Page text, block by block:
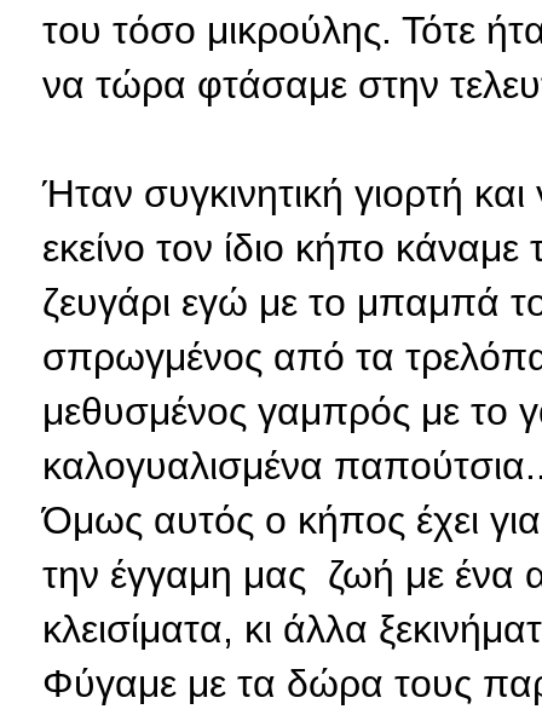
του τόσο μικρούλης. Τότε
να τώρα φτάσαμε στην
Ήταν συγκινητική γιορτή
εκείνο τον ίδιο κήπο
ζευγάρι εγώ με το μπαμπά
σπρωγμένος από τα
μεθυσμένος γαμπρός με το
καλογυαλισμένα
Όμως αυτός ο κήπος έχει
την έγγαμη μας ζωή με ένα
κλεισίματα, κι άλλα
Φύγαμε με τα δώρα τους